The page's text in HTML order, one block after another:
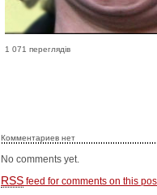
1 071 переглядів
Комментариев нет
No comments yet.
RSS feed for comments on this